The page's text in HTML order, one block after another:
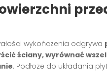
wykończenia odgrywa
ściany, wyrównać
. Podłoże do układania